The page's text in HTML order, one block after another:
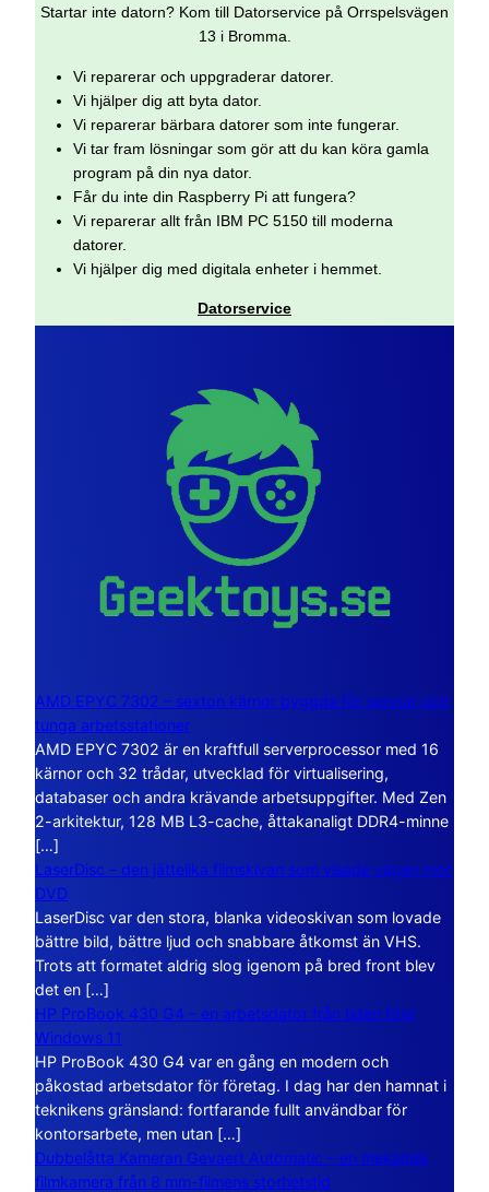
Startar inte datorn? Kom till Datorservice på Orrspelsvägen
13 i Bromma.
Vi reparerar och uppgraderar datorer.
Vi hjälper dig att byta dator.
Vi reparerar bärbara datorer som inte fungerar.
Vi tar fram lösningar som gör att du kan köra gamla
program på din nya dator.
Får du inte din Raspberry Pi att fungera?
Vi reparerar allt från IBM PC 5150 till moderna
datorer.
Vi hjälper dig med digitala enheter i hemmet.
Datorservice
AMD EPYC 7302 – sexton kärnor byggda för servrar och
tunga arbetsstationer
AMD EPYC 7302 är en kraftfull serverprocessor med 16
kärnor och 32 trådar, utvecklad för virtualisering,
databaser och andra krävande arbetsuppgifter. Med Zen
2-arkitektur, 128 MB L3-cache, åttakanaligt DDR4-minne
[…]
LaserDisc – den jättelika filmskivan som visade vägen mot
DVD
LaserDisc var den stora, blanka videoskivan som lovade
bättre bild, bättre ljud och snabbare åtkomst än VHS.
Trots att formatet aldrig slog igenom på bred front blev
det en […]
HP ProBook 430 G4 – en arbetsdator från tiden före
Windows 11
HP ProBook 430 G4 var en gång en modern och
påkostad arbetsdator för företag. I dag har den hamnat i
teknikens gränsland: fortfarande fullt användbar för
kontorsarbete, men utan […]
Dubbelåtta Kameran Gevaert Automatic – en mekanisk
filmkamera från 8 mm-filmens storhetstid